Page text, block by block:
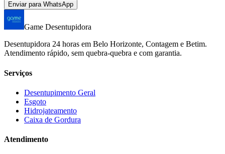
Enviar para WhatsApp
Game Desentupidora
Desentupidora 24 horas em Belo Horizonte, Contagem e Betim.
Atendimento rápido, sem quebra-quebra e com garantia.
Serviços
Desentupimento Geral
Esgoto
Hidrojateamento
Caixa de Gordura
Atendimento